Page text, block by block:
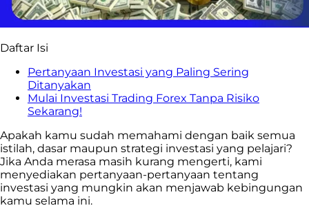
Daftar Isi
Pertanyaan Investasi yang Paling Sering
Ditanyakan
Mulai Investasi Trading Forex Tanpa Risiko
Sekarang!
Apakah kamu sudah memahami dengan baik semua
istilah, dasar maupun strategi investasi yang pelajari?
Jika Anda merasa masih kurang mengerti, kami
menyediakan pertanyaan-pertanyaan tentang
investasi yang mungkin akan menjawab kebingungan
kamu selama ini.